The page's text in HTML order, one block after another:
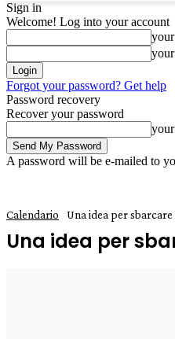
Sign in
Welcome! Log into your account
Forgot your password? Get help
Password recovery
Recover your password
A password will be e-mailed to
Calendario Una idea per
Una idea per